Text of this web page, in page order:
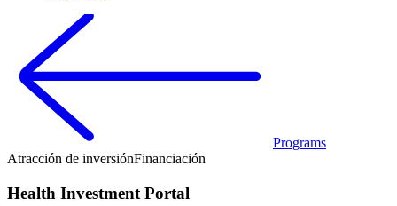
Programs
Atracción de inversiónFinanciación
Health Investment Portal